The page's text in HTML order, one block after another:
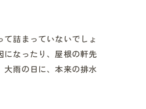
詰まっていないでしょ
になったり、屋根の軒先
雨の日に、本来の排水